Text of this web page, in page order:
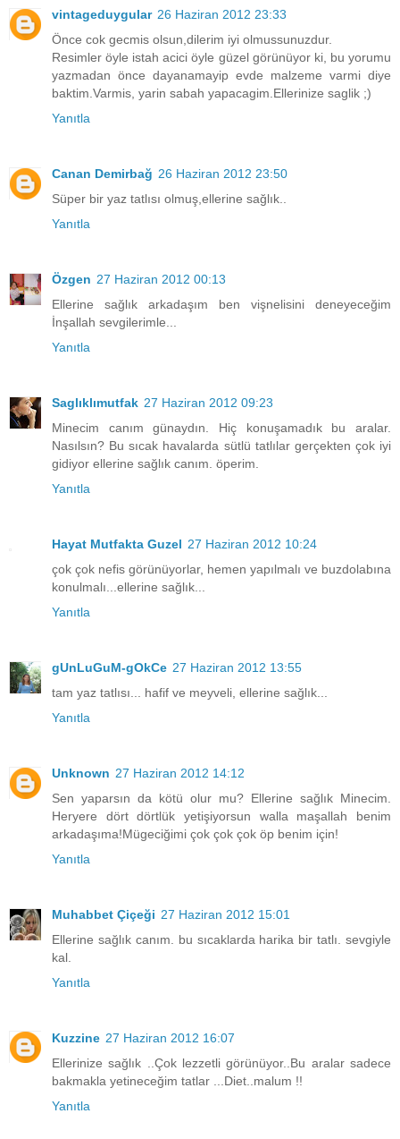
vintageduygular 26 Haziran 2012 23:33
Önce cok gecmis olsun,dilerim iyi olmussunuzdur.
Resimler öyle istah acici öyle güzel görünüyor ki, bu yorumu
yazmadan önce dayanamayip evde malzeme varmi diye
baktim.Varmis, yarin sabah yapacagim.Ellerinize saglik ;)
Yanıtla
Canan Demirbağ 26 Haziran 2012 23:50
Süper bir yaz tatlısı olmuş,ellerine sağlık..
Yanıtla
Özgen 27 Haziran 2012 00:13
Ellerine sağlık arkadaşım ben vişnelisini deneyeceğim
İnşallah sevgilerimle...
Yanıtla
Saglıklımutfak 27 Haziran 2012 09:23
Minecim canım günaydın. Hiç konuşamadık bu aralar.
Nasılsın? Bu sıcak havalarda sütlü tatlılar gerçekten çok iyi
gidiyor ellerine sağlık canım. öperim.
Yanıtla
Hayat Mutfakta Guzel 27 Haziran 2012 10:24
çok çok nefis görünüyorlar, hemen yapılmalı ve buzdolabına
konulmalı...ellerine sağlık...
Yanıtla
gUnLuGuM-gOkCe 27 Haziran 2012 13:55
tam yaz tatlısı... hafif ve meyveli, ellerine sağlık...
Yanıtla
Unknown 27 Haziran 2012 14:12
Sen yaparsın da kötü olur mu? Ellerine sağlık Minecim.
Heryere dört dörtlük yetişiyorsun walla maşallah benim
arkadaşıma!Mügeciğimi çok çok çok öp benim için!
Yanıtla
Muhabbet Çiçeği 27 Haziran 2012 15:01
Ellerine sağlık canım. bu sıcaklarda harika bir tatlı. sevgiyle
kal.
Yanıtla
Kuzzine 27 Haziran 2012 16:07
Ellerinize sağlık ..Çok lezzetli görünüyor..Bu aralar sadece
bakmakla yetineceğim tatlar ...Diet..malum !!
Yanıtla